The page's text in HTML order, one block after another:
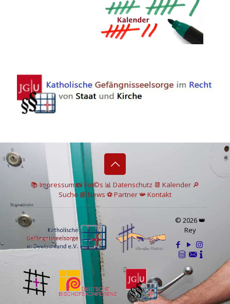
📚 Impressum📸Fot©s 📊 Datenschutz 📆 Kalender 🔎
Suche 📘 News ⚽Partner📯Kontakt
© 2026 👑
Rey